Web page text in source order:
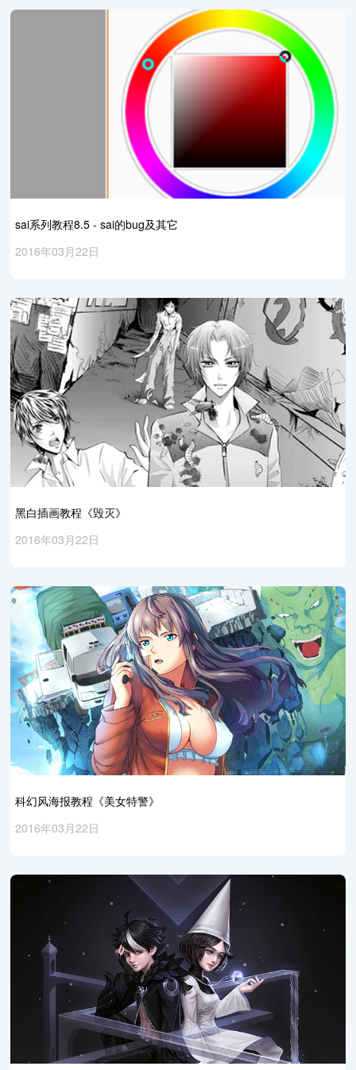
sai系列教程8.5 - sai的bug及其它
2016年03月22日
黑白插画教程《毁灭》
2016年03月22日
科幻风海报教程《美女特警》
2016年03月22日